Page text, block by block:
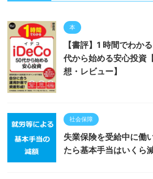
本
【書評】1 時間でわか
代から始める安心投資
想・レビュー】
社会保障
失業保険を受給中に働
たら基本手当はいくら